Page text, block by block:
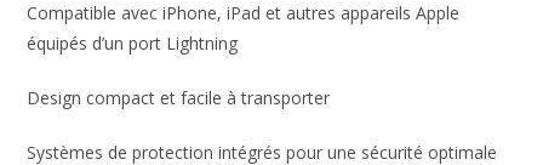
Compatible avec iPhone, iPad et autres appareils Apple
équipés d’un port Lightning
Design compact et facile à transporter
Systèmes de protection intégrés pour une sécurité optimale